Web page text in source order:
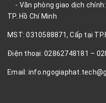
- Văn phòng giao dịch chính:
TP. Hồ Chí Minh
MST: 0310588871, Cấp tại
Điện thoại: 02862748181 –
Email: